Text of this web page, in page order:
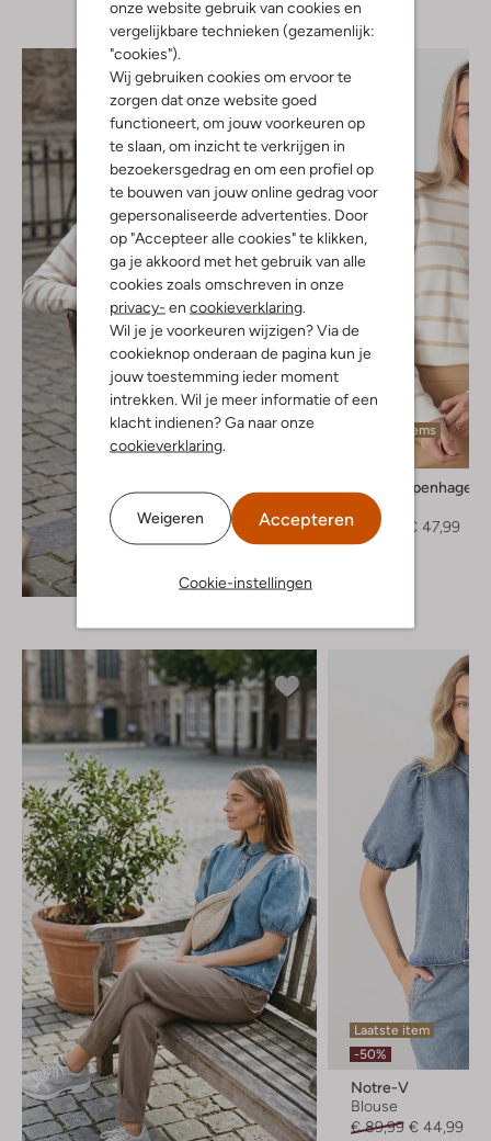
onze website gebruik van cookies en
vergelijkbare technieken (gezamenlijk:
"cookies").
Wij gebruiken cookies om ervoor te
zorgen dat onze website goed
functioneert, om jouw voorkeuren op
te slaan, om inzicht te verkrijgen in
bezoekersgedrag en om een profiel op
te bouwen van jouw online gedrag voor
gepersonaliseerde advertenties. Door
op "Accepteer alle cookies" te klikken,
ga je akkoord met het gebruik van alle
cookies zoals omschreven in onze
privacy- en cookieverklaring
Wil je je voorkeuren wijzigen? Via de
cookieknop onderaan de pagina kun je
jouw toestemming ieder moment
intrekken. Wil je meer informatie of een
klacht indienen? Ga naar onze
cookieverklaring
Weigeren Accepteren
Cookie-instellingen
Laatste items
Msch Copenhagen
Trui
€ 59,99
€ 47,99
Laatste item
-50%
Notre-V
Blouse
€ 89,99 € 44,99